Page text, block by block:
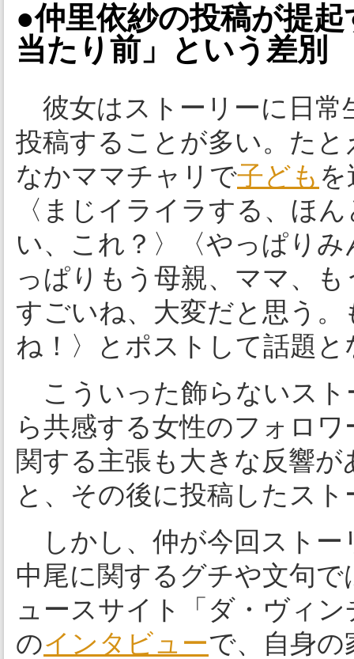
●仲里依紗の投稿が提
当たり前」という差別
彼女はストーリーに日常
投稿することが多い。た
なかママチャリで子ども
〈まじイライラする、ほ
い、これ？〉〈やっぱり
っぱりもう母親、ママ、
すごいね、大変だと思う
ね！〉とポストして話題
こういった飾らないスト
ら共感する女性のフォロ
関する主張も大きな反響
と、その後に投稿したス
しかし、仲が今回ストー
中尾に関するグチや文句
ュースサイト「ダ・ヴィ
のインタビューで、自身